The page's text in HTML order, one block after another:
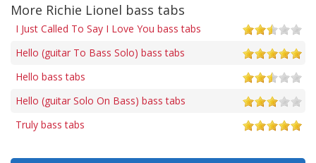
More Richie Lionel bass tabs
I Just Called To Say I Love You bass tabs
Hello (guitar To Bass Solo) bass tabs
Hello bass tabs
Hello (guitar Solo On Bass) bass tabs
Truly bass tabs